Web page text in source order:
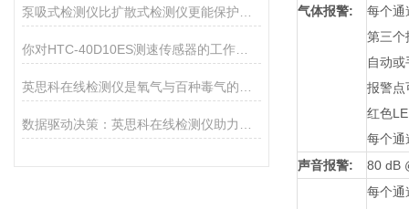
气体报警:
每个通
第三个
自动
报警点
红色
每个通
声音报警:
80 dB
每个通